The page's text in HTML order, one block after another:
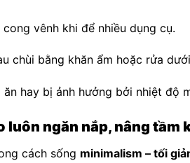
vênh khi để nhiều dụng cụ.
chùi bằng khăn ẩm hoặc rửa
ăn hay bị ảnh hưởng bởi nhiệt độ
luôn ngăn nắp, nâng tầm
cách sống minimalism – tối